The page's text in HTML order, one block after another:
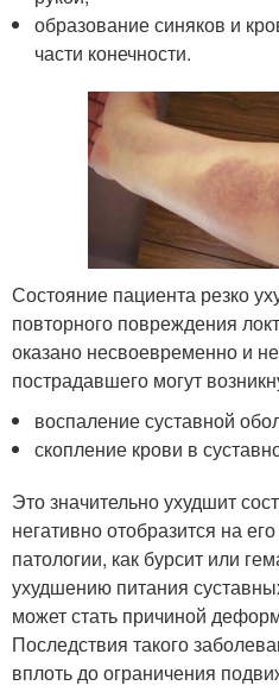
образование синяков и
части конечности.
Состояние пациента резко
повторного повреждения
оказано несвоевременно и
пострадавшего могут
воспаление суставной
скопление крови в
Это значительно ухудшит
негативно отобразится на
патологии, как бурсит или
ухудшению питания
может стать причиной
Последствия такого
вплоть до ограничения